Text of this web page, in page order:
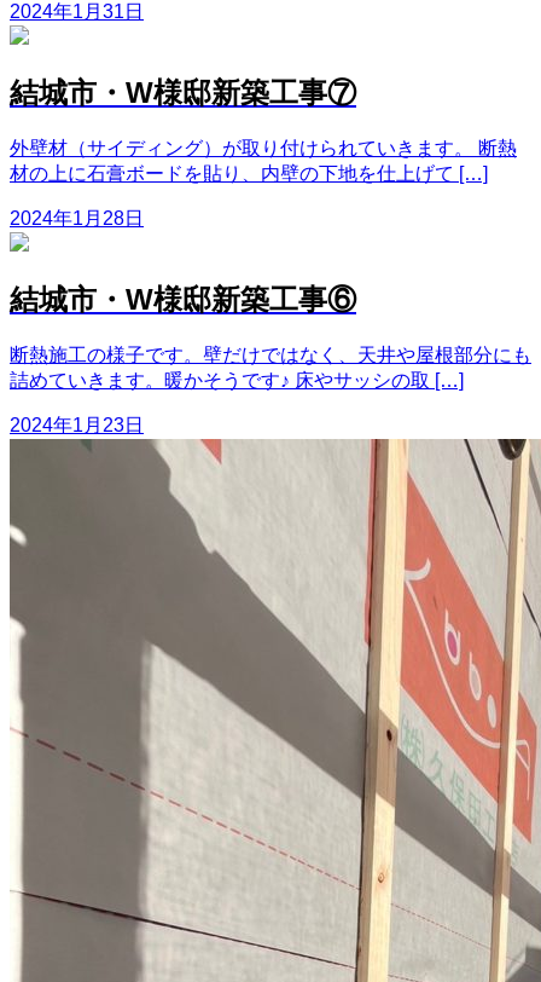
2024年1月31日
結城市・W様邸新築工事⑦
外壁材（サイディング）が取り付けられていきます。 断熱
材の上に石膏ボードを貼り、内壁の下地を仕上げて […]
2024年1月28日
結城市・W様邸新築工事⑥
断熱施工の様子です。壁だけではなく、天井や屋根部分にも
詰めていきます。暖かそうです♪ 床やサッシの取 […]
2024年1月23日